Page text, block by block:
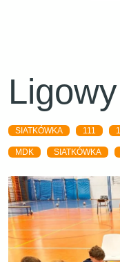
SIATKÓWKA 111
MDK SIATKÓWKA